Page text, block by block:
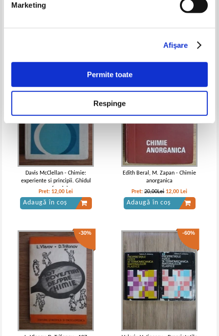
Marketing
Afişare
Permite toate
Respinge
Ortansa Landauer - Probleme de
Pret:14,00Lei 8,40 Lei
Ionica Ionita - Chimie pentru
Pret:27,00Lei 13,50 Lei
Davis McClellan - Chimie:
experiente si principii. Ghidul
profesului
Pret: 12,00 Lei
Adaugă în coș
Edith Beral, M. Zapan - Chimie
anorganica
Pret:20,00Lei 12,00 Lei
Adaugă în coș
-30% -60%